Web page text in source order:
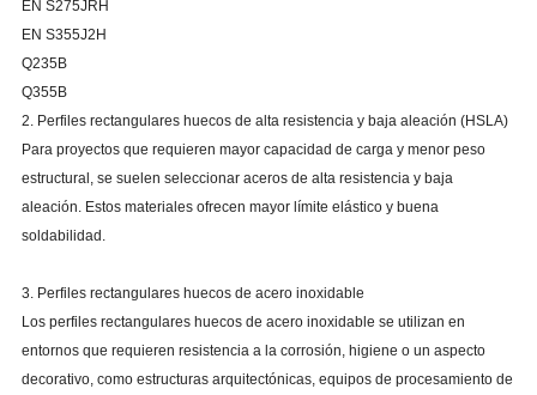
EN S275JRH
EN S355J2H
Q235B
Q355B
2. Perfiles rectangulares huecos de alta resistencia y baja aleación (HSLA)
Para proyectos que requieren mayor capacidad de carga y menor peso
estructural, se suelen seleccionar aceros de alta resistencia y baja
aleación. Estos materiales ofrecen mayor límite elástico y buena
soldabilidad.
3. Perfiles rectangulares huecos de acero inoxidable
Los perfiles rectangulares huecos de acero inoxidable se utilizan en
entornos que requieren resistencia a la corrosión, higiene o un aspecto
decorativo, como estructuras arquitectónicas, equipos de procesamiento de